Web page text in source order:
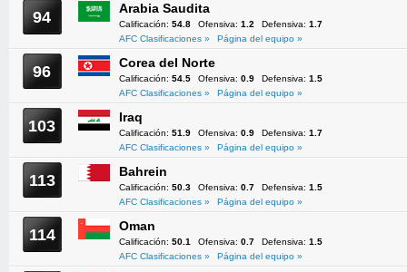
94 Arabia Saudita
Calificación: 54.8 Ofensiva: 1.2 Defensiva: 1.7
AFC Clasificaciones »
Página del equipo »
96 Corea del Norte
Calificación: 54.5 Ofensiva: 0.9 Defensiva: 1.5
AFC Clasificaciones »
Página del equipo »
103 Iraq
Calificación: 51.9 Ofensiva: 0.9 Defensiva: 1.7
AFC Clasificaciones »
Página del equipo »
113 Bahrein
Calificación: 50.3 Ofensiva: 0.7 Defensiva: 1.5
AFC Clasificaciones »
Página del equipo »
114 Oman
Calificación: 50.1 Ofensiva: 0.7 Defensiva: 1.5
AFC Clasificaciones »
Página del equipo »